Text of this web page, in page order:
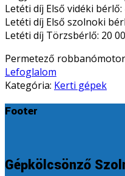
Letéti díj Első vidéki bérlő:
Letéti díj Első szolnoki
Letéti díj Törzsbérlő: 20
Permetező
Lefoglalom
Kategória: Kerti gépek
Footer
Gépkölcsönző